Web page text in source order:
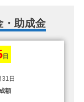
・助成金
日
日
額